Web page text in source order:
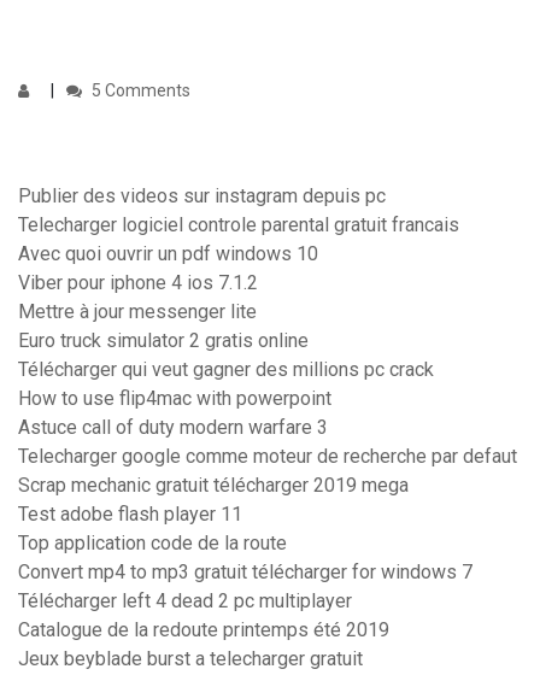
5 Comments
Publier des videos sur instagram depuis pc
Telecharger logiciel controle parental gratuit francais
Avec quoi ouvrir un pdf windows 10
Viber pour iphone 4 ios 7.1.2
Mettre à jour messenger lite
Euro truck simulator 2 gratis online
Télécharger qui veut gagner des millions pc crack
How to use flip4mac with powerpoint
Astuce call of duty modern warfare 3
Telecharger google comme moteur de recherche par defaut
Scrap mechanic gratuit télécharger 2019 mega
Test adobe flash player 11
Top application code de la route
Convert mp4 to mp3 gratuit télécharger for windows 7
Télécharger left 4 dead 2 pc multiplayer
Catalogue de la redoute printemps été 2019
Jeux beyblade burst a telecharger gratuit